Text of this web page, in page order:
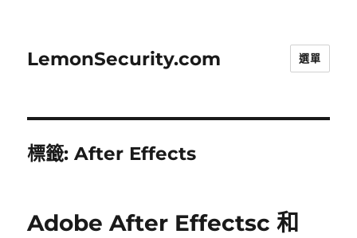
LemonSecurity.com 選單
標籤:After Effects
Adobe After Effectsc 和